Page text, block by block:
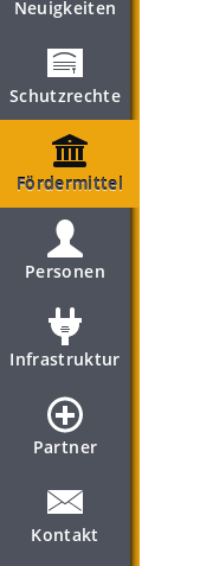
Neuigkeiten
Schutzrechte
Fördermittel
Personen
Infrastruktur
Partner
Kontakt